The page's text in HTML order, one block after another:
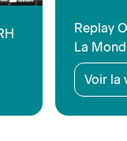
Replay
La
Voir la